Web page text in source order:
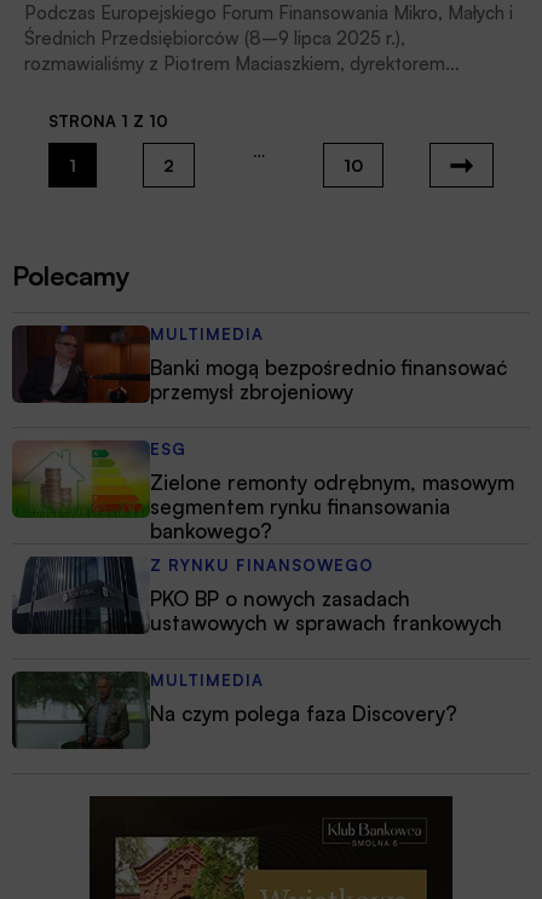
Podczas Europejskiego Forum Finansowania Mikro, Małych i
Średnich Przedsiębiorców (8–9 lipca 2025 r.),
rozmawialiśmy z Piotrem Maciaszkiem, dyrektorem
Międzynarodowej KUKE – m.in. o międzynarodowym
sukcesie KUKE oraz o liczbie małych i średnich
przedsiębiorstw, które korzystają ze wsparcia Korporacji.
STRONA 1 Z 10
1 2
…
10
Polecamy
MULTIMEDIA
Banki mogą bezpośrednio finansować
przemysł zbrojeniowy
ESG
Zielone remonty odrębnym, masowym
segmentem rynku finansowania
bankowego?
Z RYNKU FINANSOWEGO
PKO BP o nowych zasadach
ustawowych w sprawach frankowych
MULTIMEDIA
Na czym polega faza Discovery?